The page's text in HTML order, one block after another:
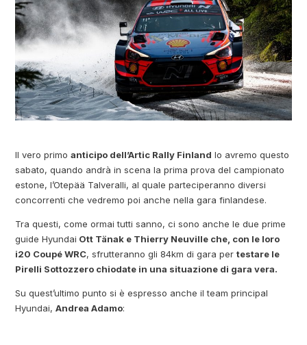
Il vero primoanticipo dell’Artic Rally Finland lo avremo questo
sabato, quando andrà in scena la prima prova del campionato
estone, l’Otepää Talveralli, al quale parteciperanno diversi
concorrenti che vedremo poi anche nella gara finlandese.
Tra questi, come ormai tutti sanno, ci sono anche le due prime
guide Hyundai Ott Tänak e Thierry Neuville che, con le loro
i20 Coupé WRC, sfrutteranno gli 84km di gara pertestare le
Pirelli Sottozzero chiodate in una situazione di gara vera.
Su quest’ultimo punto si è espresso anche il team principal
Hyundai,Andrea Adamo: